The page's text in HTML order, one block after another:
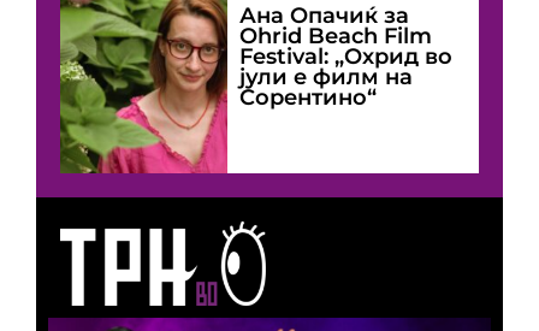
Ана Опачиќ за
Оhrid Beach Film
Festival: „Охрид во
јули е филм на
Сорентино“